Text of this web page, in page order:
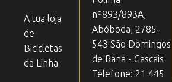
A tua loja
de
Bicicletas
da Linha
nº893/893A,
Abóboda, 2785-
543 São Domingos
de Rana - Cascais
Telefone: 21 445